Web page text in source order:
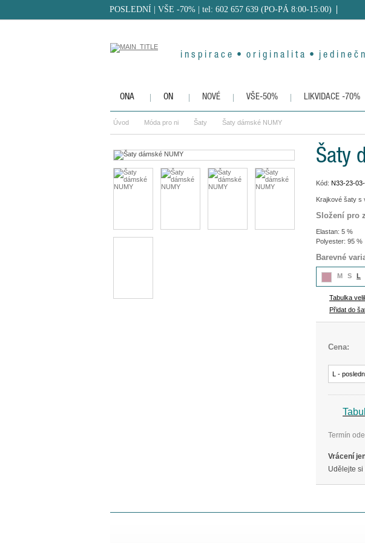
i n s p i r a c e • o r i g i n a l i t a • j e d i n e č
POSLEDNÍ | VŠE -70%| tel: 602 657 639 (PO-PÁ 8:00-15:00)
ONA ON NOVÉ VŠE-50% LIKVIDACE -70%
Úvod Móda pro ni Šaty Šaty dámské NUMY
Šaty
Kód: N33-23-
Krajkové šaty s
Složení pro
Elastan: 5 %
Polyester: 95 %
Barevné
M S L
Tabulka
Přidat do
Cena:
L -
Termín
Vrácení
Udělejte